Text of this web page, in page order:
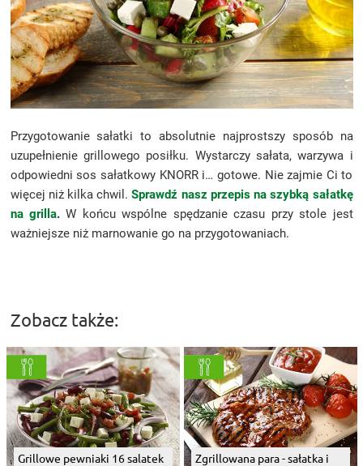
Przygotowanie sałatki to absolutnie najprostszy sposób na
uzupełnienie grillowego posiłku. Wystarczy sałata, warzywa i
odpowiedni sos sałatkowy KNORR i… gotowe. Nie zajmie Ci to
więcej niż kilka chwil.Sprawdź nasz przepis na szybką sałatkę
na grilla.W końcu wspólne spędzanie czasu przy stole jest
ważniejsze niż marnowanie go na przygotowaniach.
Zobacz także:
Grillowe pewniaki 16 salatek
Zgrillowana para - sałatka i